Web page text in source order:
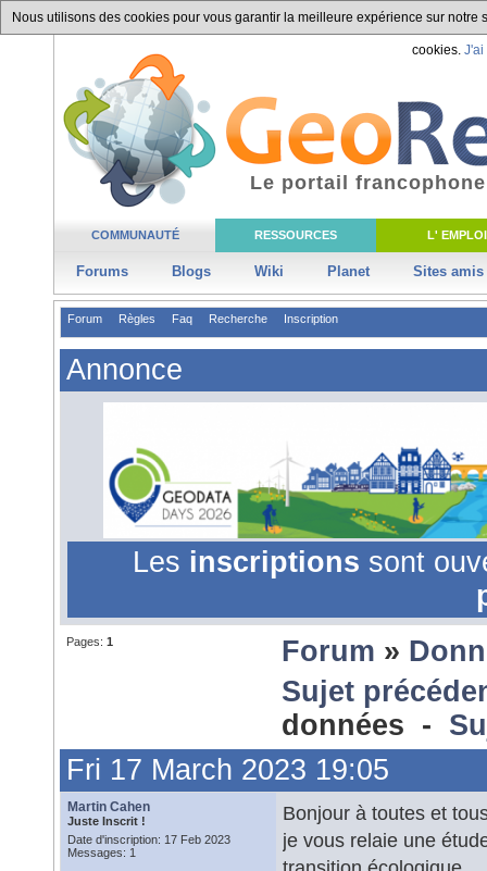
Nous utilisons des cookies pour vous garantir la meilleure expérience sur
cookies. J'ai
COMMUNAUTÉ RESSOURCES L' EMPLOI
Forums Blogs Wiki Planet Sites amis
Le portail
Forum Règles Faq Recherche Inscription
Annonce
Les inscriptions sont
Pages: 1 Forum »
Sujet
données -
Fri 17 March 2023 19:05
Martin Cahen
Juste Inscrit !
Date d'inscription: 17 Feb 2023
Messages: 1
Bonjour à toutes et
je vous relaie une